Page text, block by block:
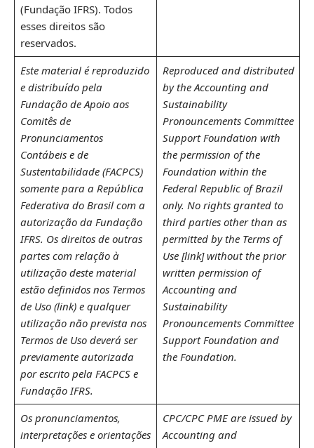
(Fundação IFRS). Todos
esses direitos são
reservados.
Este material é reproduzido
e distribuído pela
Fundação de Apoio aos
Comitês de
Pronunciamentos
Contábeis e de
Sustentabilidade (FACPCS)
somente para a República
Federativa do Brasil com a
autorização da Fundação
IFRS. Os direitos de outras
partes com relação à
utilização deste material
estão definidos nos Termos
de Uso (link) e qualquer
utilização não prevista nos
Termos de Uso deverá ser
previamente autorizada
por escrito pela FACPCS e
Fundação IFRS.
Reproduced and distributed
by the Accounting and
Sustainability
Pronouncements Committee
Support Foundation with
the permission of the
Foundation within the
Federal Republic of Brazil
only. No rights granted to
third parties other than as
permitted by the Terms of
Use [link] without the prior
written permission of
Accounting and
Sustainability
Pronouncements Committee
Support Foundation and
the Foundation.
Os pronunciamentos,
interpretações e orientações
CPC/CPC PME are issued by
Accounting and